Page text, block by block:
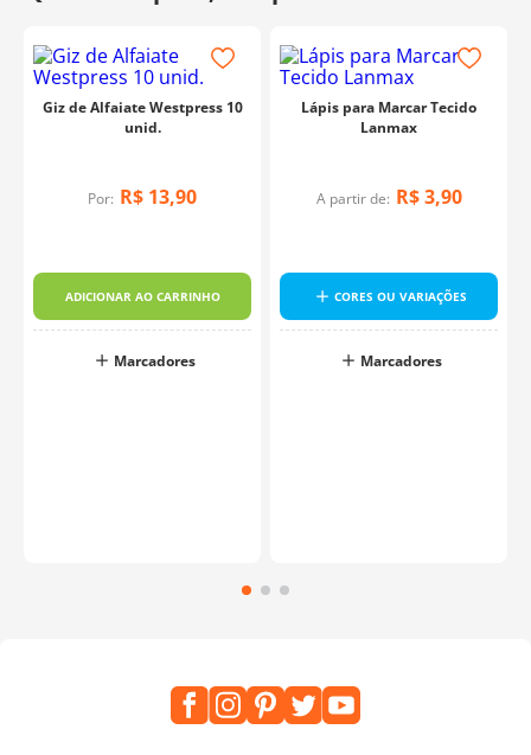
Giz de Alfaiate Westpress 10
unid.
Por: R$ 13,90
ADICIONAR AO CARRINHO
Marcadores
Lápis para Marcar Tecido
Lanmax
A partir de: R$ 3,90
CORES OU VARIAÇÕES
Marcadores